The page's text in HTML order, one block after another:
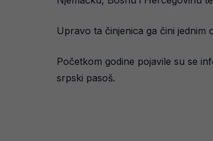
Upravo ta činjenica ga čini jednim
Početkom godine pojavile su se
srpski pasoš.